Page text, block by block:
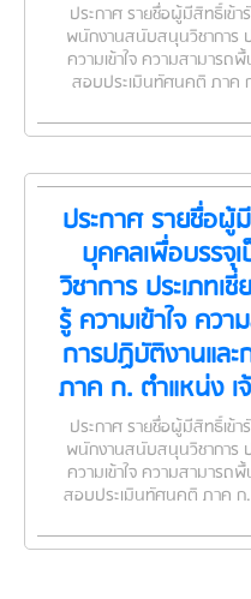
ประกาศ รายชื่อผู้มีสิทธิ์เข้
พนักงานสนับสนุนวิชาการ
ความเข้าใจ ความสามารถ
สอบประเมินทัศนคติ ภาค
ประกาศ รายชื่อผู้
บุคคลเพื่อบรร
วิชาการ ประเภทเ
รู้ ความเข้าใจ คว
การปฏิบัติงานแล
ภาค ก. ตำแหน่ง เ
ประกาศ รายชื่อผู้มีสิทธิ์เข้
พนักงานสนับสนุนวิชาการ
ความเข้าใจ ความสามารถ
สอบประเมินทัศนคติ ภาค ก.